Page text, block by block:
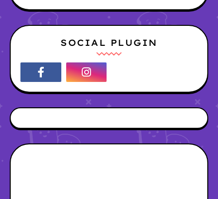
SOCIAL PLUGIN